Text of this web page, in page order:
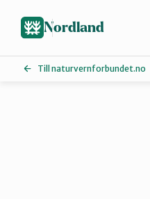
hovedinnhold
Nordland
Till naturvernforbundet.no